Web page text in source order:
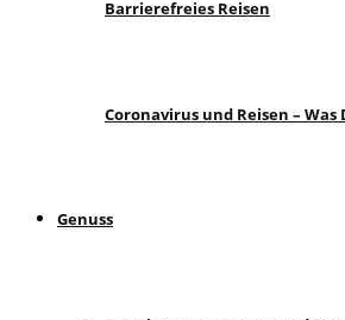
Barrierefreies Reisen
Coronavirus und Reisen –
Genuss